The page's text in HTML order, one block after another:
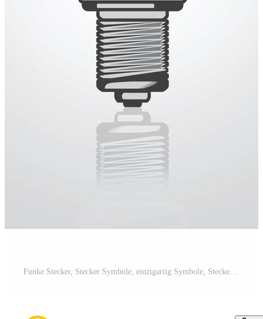
Funke Stecker, Stecker Symbole, einzigartig Symbole, Stecker, Fahrrad Stecker mit ein Silber Hintergrund, Illustration Pro Vektor